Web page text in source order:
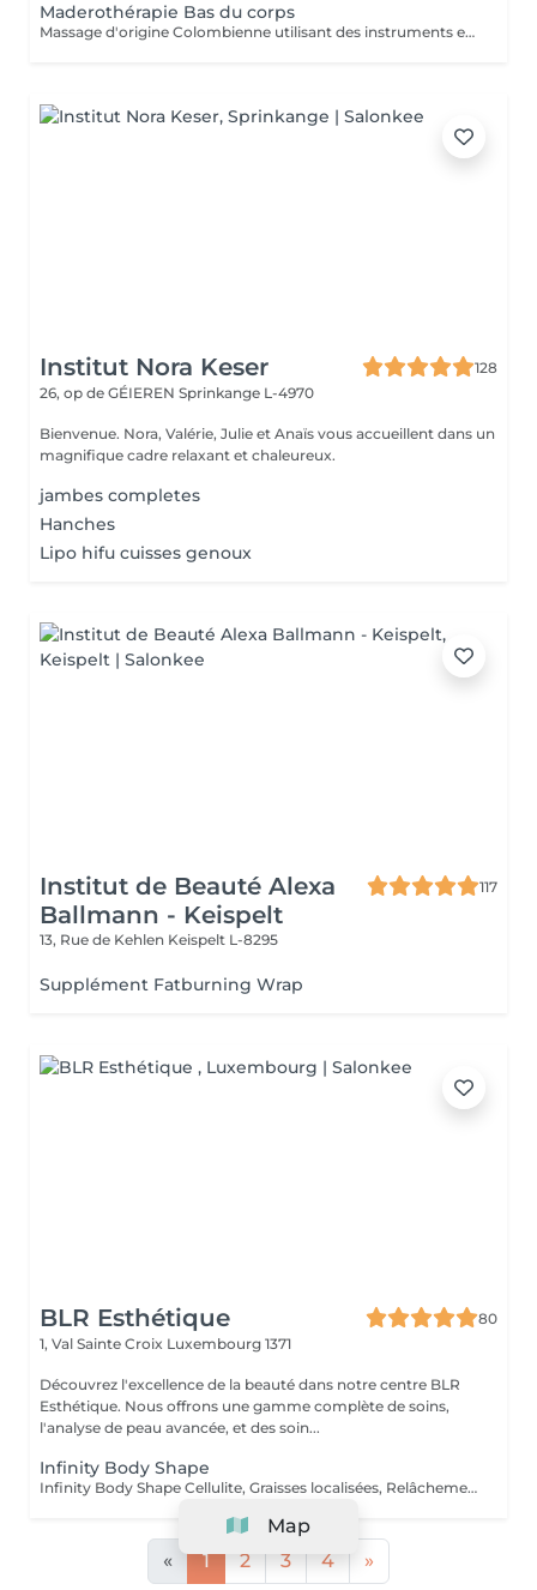
Maderothérapie Bas du corps
Massage d'origine Colombienne utilisant des instruments en bois naturel pour remodeler le corps, briser les graisses, stimuler le système lymphatique et lisser la peau. Cette méthode non invasive cible la cellulite ( cuisse , ventre, bras ) et raffermie la silhouette.
Institut Nora Keser
128
26, op de GÉIEREN Sprinkange L-4970
Bienvenue. Nora, Valérie, Julie et Anaïs vous accueillent dans un
magnifique cadre relaxant et chaleureux.
jambes completes
Hanches
Lipo hifu cuisses genoux
Institut de Beauté Alexa
Ballmann - Keispelt
117
13, Rue de Kehlen Keispelt L-8295
Supplément Fatburning Wrap
BLR Esthétique
80
1, Val Sainte Croix Luxembourg 1371
Découvrez l'excellence de la beauté dans notre centre BLR
Esthétique. Nous offrons une gamme complète de soins,
l'analyse de peau avancée, et des soin...
Infinity Body Shape
Infinity Body Shape Cellulite, Graisses localisées, Relâchement cutané Laser LLLT Radiofréquence Vacuum Électrolipolyse Endomassage Ultrasons Ems Cromo-Frequençe Onde de Choc Ces technologies permettent des actions ciblées de drainage, raffermissement, tonification et remodelage, offrant une solution complète pour vos objectifs esthétiques.
« 1 2 3 4 »
Map